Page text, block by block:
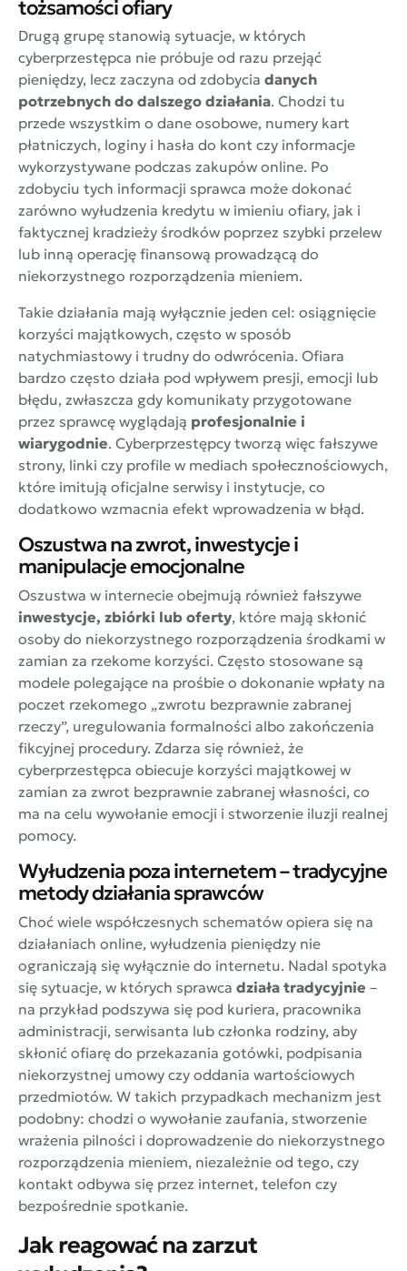
tożsamości ofiary
Drugą grupę stanowią sytuacje, w których
cyberprzestępca nie próbuje od razu przejąć
pieniędzy, lecz zaczyna od zdobycia danych
potrzebnych do dalszego działania. Chodzi tu
przede wszystkim o dane osobowe, numery kart
płatniczych, loginy i hasła do kont czy informacje
wykorzystywane podczas zakupów online. Po
zdobyciu tych informacji sprawca może dokonać
zarówno wyłudzenia kredytu w imieniu ofiary, jak i
faktycznej kradzieży środków poprzez szybki przelew
lub inną operację finansową prowadzącą do
niekorzystnego rozporządzenia mieniem.
Takie działania mają wyłącznie jeden cel: osiągnięcie
korzyści majątkowych, często w sposób
natychmiastowy i trudny do odwrócenia. Ofiara
bardzo często działa pod wpływem presji, emocji lub
błędu, zwłaszcza gdy komunikaty przygotowane
przez sprawcę wyglądają profesjonalnie i
wiarygodnie. Cyberprzestępcy tworzą więc fałszywe
strony, linki czy profile w mediach społecznościowych,
które imitują oficjalne serwisy i instytucje, co
dodatkowo wzmacnia efekt wprowadzenia w błąd.
Oszustwa na zwrot, inwestycje i
manipulacje emocjonalne
Oszustwa w internecie obejmują również fałszywe
inwestycje, zbiórki lub oferty, które mają skłonić
osoby do niekorzystnego rozporządzenia środkami w
zamian za rzekome korzyści. Często stosowane są
modele polegające na prośbie o dokonanie wpłaty na
poczet rzekomego „zwrotu bezprawnie zabranej
rzeczy”, uregulowania formalności albo zakończenia
fikcyjnej procedury. Zdarza się również, że
cyberprzestępca obiecuje korzyści majątkowej w
zamian za zwrot bezprawnie zabranej własności, co
ma na celu wywołanie emocji i stworzenie iluzji realnej
pomocy.
Wyłudzenia poza internetem – tradycyjne
metody działania sprawców
Choć wiele współczesnych schematów opiera się na
działaniach online, wyłudzenia pieniędzy nie
ograniczają się wyłącznie do internetu. Nadal spotyka
się sytuacje, w których sprawca działa tradycyjnie –
na przykład podszywa się pod kuriera, pracownika
administracji, serwisanta lub członka rodziny, aby
skłonić ofiarę do przekazania gotówki, podpisania
niekorzystnej umowy czy oddania wartościowych
przedmiotów. W takich przypadkach mechanizm jest
podobny: chodzi o wywołanie zaufania, stworzenie
wrażenia pilności i doprowadzenie do niekorzystnego
rozporządzenia mieniem, niezależnie od tego, czy
kontakt odbywa się przez internet, telefon czy
bezpośrednie spotkanie.
Jak reagować na zarzut